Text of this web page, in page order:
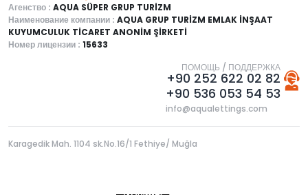
Агенство : AQUA SÜPER GRUP TURİZM
Наименование компании : AQUA GRUP TURİZM EMLAK İNŞAAT
KUYUMCULUK TİCARET ANONİM ŞİRKETİ
Номер лицензии : 15633
ПОМОЩЬ / ПОДДЕРЖКА
+90 252 622 02 82
+90 536 053 54 53
info@aqualettings.com
Karagedik Mah. 1104 sk.No.16/1 Fethiye/ Muğla